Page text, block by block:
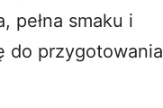
pełna smaku i
do przygotowania